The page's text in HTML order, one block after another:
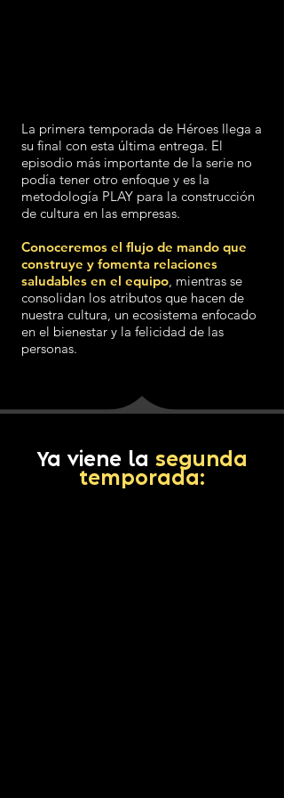
La primera temporada de Héroes llega a
su final con esta última entrega. El
episodio más importante de la serie no
podía tener otro enfoque y es la
metodología PLAY para la construcción
de cultura en las empresas.
Conoceremos el flujo de mando que
construye y fomenta relaciones
saludables en el equipo, mientras se
consolidan los atributos que hacen de
nuestra cultura, un ecosistema enfocado
en el bienestar y la felicidad de las
personas.
Ya viene la segunda
temporada: